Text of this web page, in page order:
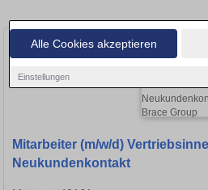
Alle Cookies akzeptieren
Einstellungen
Mitarbeiter (m/w/d)
Neukundenkontakt